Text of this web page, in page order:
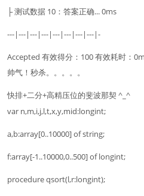
├ 测试数据 10：答案正确... 0ms
---|---|---|---|---|---|---|---|-
Accepted 有效得分：100 有效耗时：
帅气！秒杀。。。。。
快排+二分+高精压位的斐波那契 ^_^
var n,m,i,j,l,t,x,y,mid:longint;
a,b:array[0..10000] of string;
f:array[-1..10000,0..500] of longint;
procedure qsort(l,r:longint);